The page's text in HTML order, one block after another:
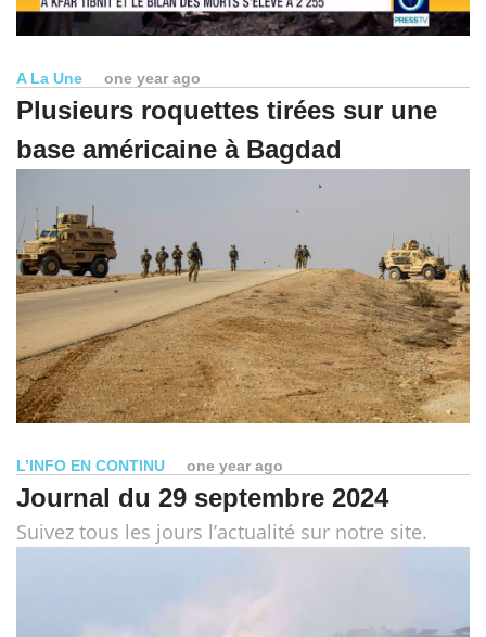
A La Une one year ago
Plusieurs roquettes tirées sur une
base américaine à Bagdad
L’INFO EN CONTINU one year ago
Journal du 29 septembre 2024
Suivez tous les jours l’actualité sur notre site.